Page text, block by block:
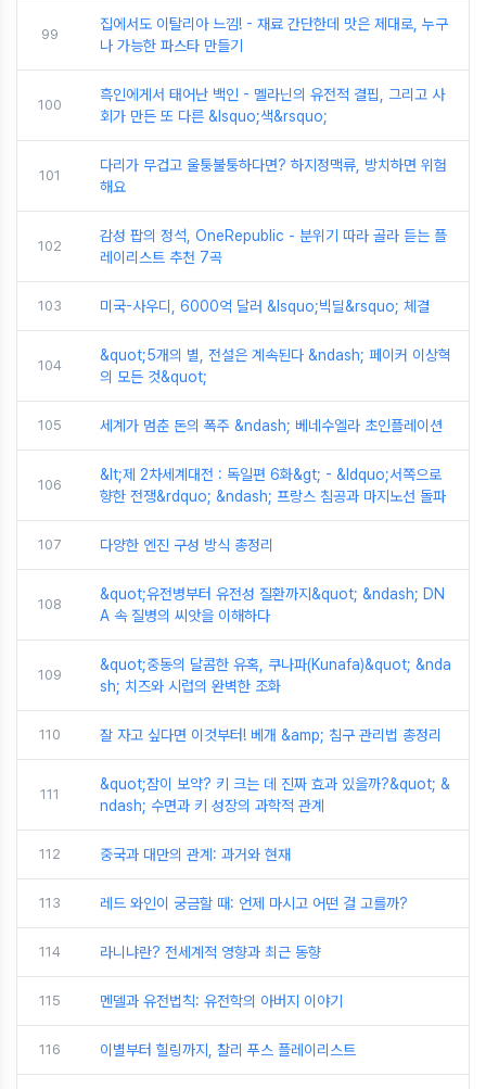
99
집에서도 이탈리아 느낌! - 재료 간단한데 맛은 제대로, 누구
나 가능한 파스타 만들기
100
흑인에게서 태어난 백인 - 멜라닌의 유전적 결핍, 그리고 사
회가 만든 또 다른 &lsquo;색&rsquo;
101
다리가 무겁고 울퉁불퉁하다면? 하지정맥류, 방치하면 위험
해요
102
감성 팝의 정석, OneRepublic - 분위기 따라 골라 듣는 플
레이리스트 추천 7곡
103 미국-사우디, 6000억 달러 &lsquo;빅딜&rsquo; 체결
104
&quot;5개의 별, 전설은 계속된다 &ndash; 페이커 이상혁
의 모든 것&quot;
105 세계가 멈춘 돈의 폭주 &ndash; 베네수엘라 초인플레이션
106
&lt;제 2차세계대전 : 독일편 6화&gt; - &ldquo;서쪽으로
향한 전쟁&rdquo; &ndash; 프랑스 침공과 마지노선 돌파
107 다양한 엔진 구성 방식 총정리
108
&quot;유전병부터 유전성 질환까지&quot; &ndash; DN
A 속 질병의 씨앗을 이해하다
109
&quot;중동의 달콤한 유혹, 쿠나파(Kunafa)&quot; &nda
sh; 치즈와 시럽의 완벽한 조화
110 잘 자고 싶다면 이것부터! 베개 &amp; 침구 관리법 총정리
111
&quot;잠이 보약? 키 크는 데 진짜 효과 있을까?&quot; &
ndash; 수면과 키 성장의 과학적 관계
112 중국과 대만의 관계: 과거와 현재
113 레드 와인이 궁금할 때: 언제 마시고 어떤 걸 고를까?
114 라니냐란? 전세계적 영향과 최근 동향
115 멘델과 유전법칙: 유전학의 아버지 이야기
116 이별부터 힐링까지, 찰리 푸스 플레이리스트